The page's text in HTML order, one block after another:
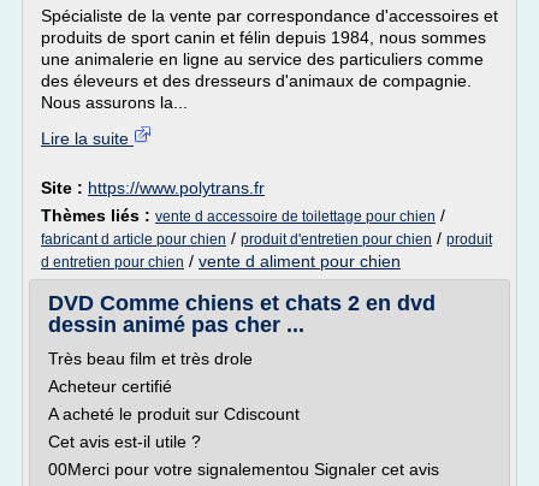
Spécialiste de la vente par correspondance d'accessoires et
produits de sport canin et félin depuis 1984, nous sommes
une animalerie en ligne au service des particuliers comme
des éleveurs et des dresseurs d'animaux de compagnie.
Nous assurons la...
Lire la suite
Site : https://www.polytrans.fr
Thèmes liés : vente d accessoire de toilettage pour chien /
fabricant d article pour chien / produit d'entretien pour chien / produit
d entretien pour chien / vente d aliment pour chien
DVD Comme chiens et chats 2 en dvd
dessin animé pas cher ...
Très beau film et très drole
Acheteur certifié
A acheté le produit sur Cdiscount
Cet avis est-il utile ?
00Merci pour votre signalementou Signaler cet avis